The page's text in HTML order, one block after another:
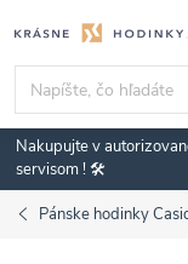
na
obsah
Nakupujte v
servisom ! 🛠️
Pánske hodinky